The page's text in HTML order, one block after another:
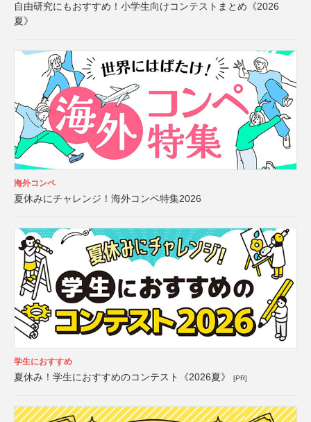
自由研究にもおすすめ！小学生向けコンテストまとめ《2026
夏》
海外コンペ
夏休みにチャレンジ！海外コンペ特集2026
学生におすすめ
夏休み！学生におすすめのコンテスト《2026夏》 [PR]